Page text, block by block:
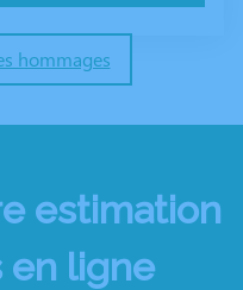
hommages
estimation
en ligne